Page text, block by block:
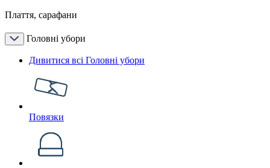
Плаття, сарафани
Головні убори
Дивитися всі Головні убори
Повязки